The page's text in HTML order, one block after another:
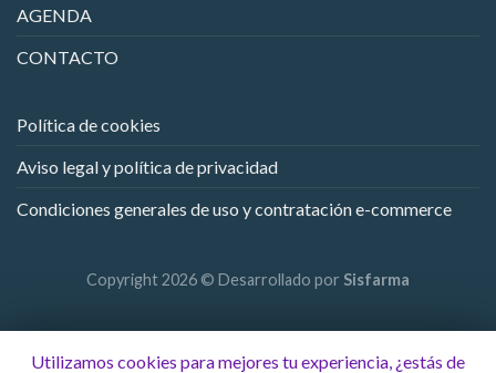
AGENDA
CONTACTO
Política de cookies
Aviso legal y política de privacidad
Condiciones generales de uso y contratación e-commerce
Copyright 2026 © Desarrollado por Sisfarma
Utilizamos cookies para mejores tu experiencia, ¿estás de